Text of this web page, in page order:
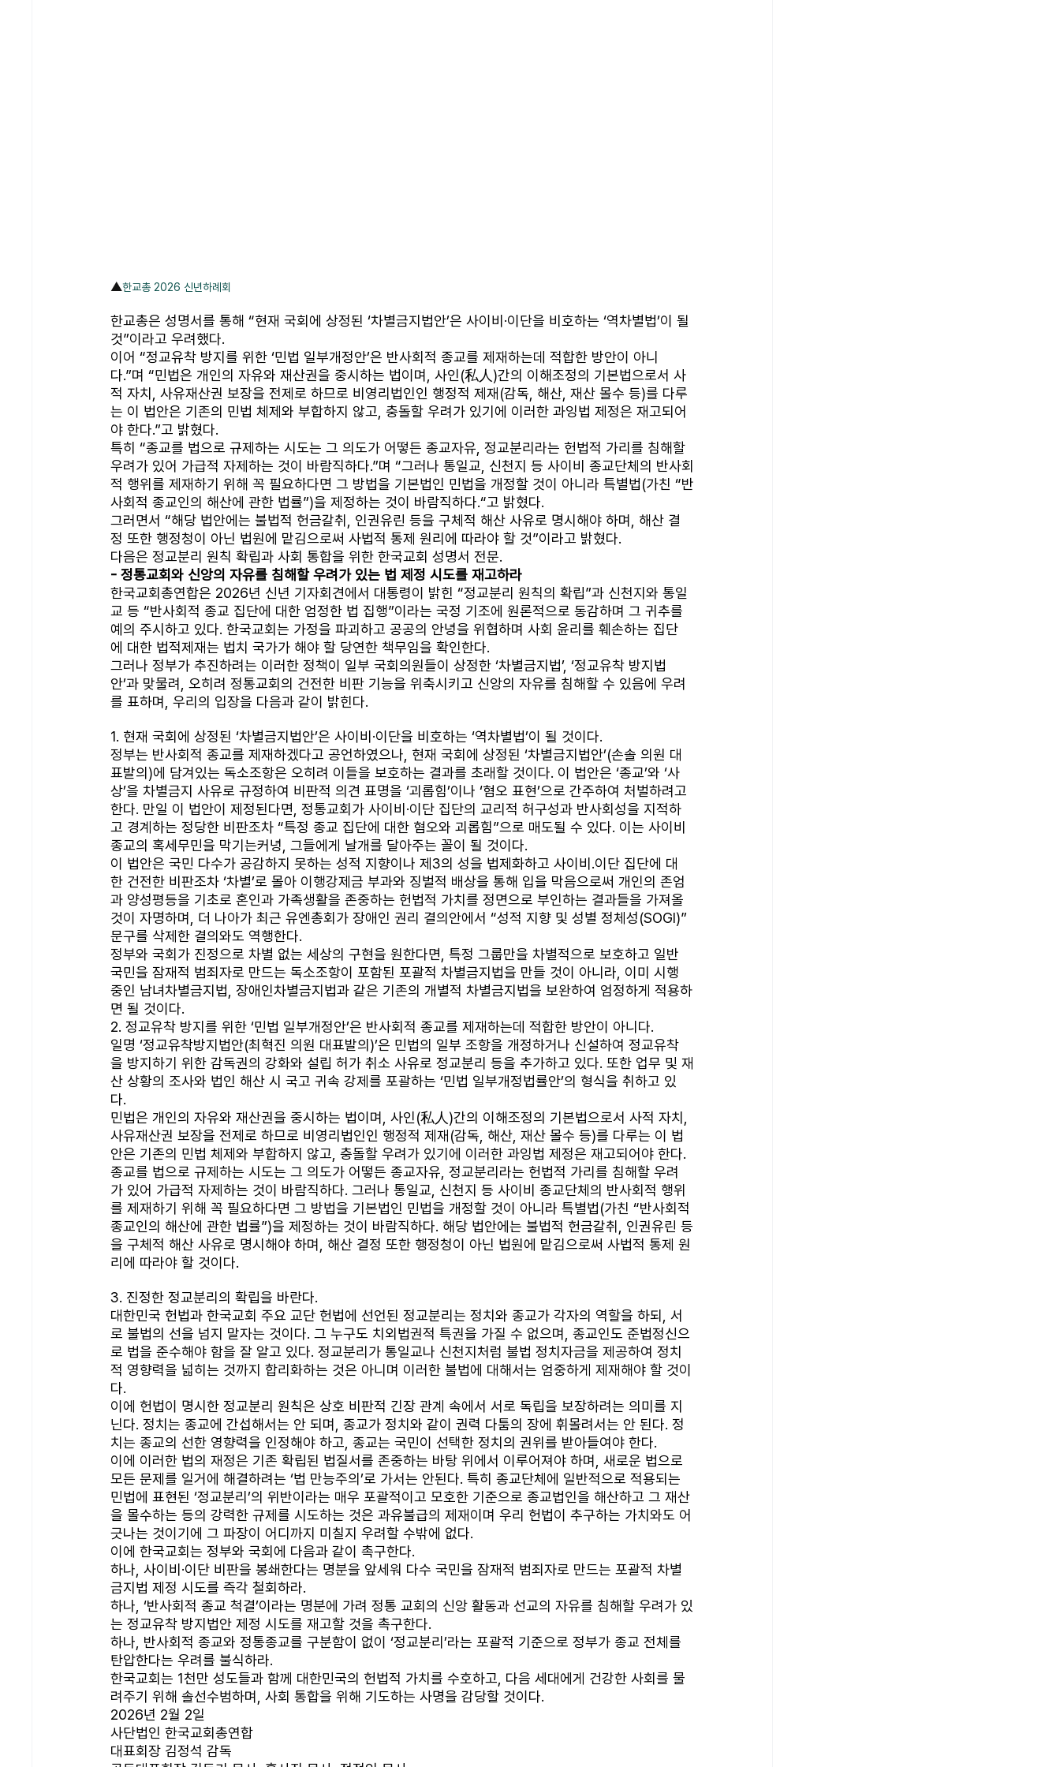
▲한교총 2026 신년하례회
한교총은 성명서를 통해 “현재 국회에 상정된 ‘차별금지법안’은 사이비·이단을 비호하는 ‘역차별법’이 될
것”이라고 우려했다.
이어 “정교유착 방지를 위한 ‘민법 일부개정안’은 반사회적 종교를 제재하는데 적합한 방안이 아니
다.”며 “민법은 개인의 자유와 재산권을 중시하는 법이며, 사인(私人)간의 이해조정의 기본법으로서 사
적 자치, 사유재산권 보장을 전제로 하므로 비영리법인인 행정적 제재(감독, 해산, 재산 몰수 등)를 다루
는 이 법안은 기존의 민법 체제와 부합하지 않고, 충돌할 우려가 있기에 이러한 과잉법 제정은 재고되어
야 한다.”고 밝혔다.
특히 “종교를 법으로 규제하는 시도는 그 의도가 어떻든 종교자유, 정교분리라는 헌법적 가리를 침해할
우려가 있어 가급적 자제하는 것이 바람직하다.”며 “그러나 통일교, 신천지 등 사이비 종교단체의 반사회
적 행위를 제재하기 위해 꼭 필요하다면 그 방법을 기본법인 민법을 개정할 것이 아니라 특별법(가친 “반
사회적 종교인의 해산에 관한 법률”)을 제정하는 것이 바람직하다.“고 밝혔다.
그러면서 “해당 법안에는 불법적 헌금갈취, 인권유린 등을 구체적 해산 사유로 명시해야 하며, 해산 결
정 또한 행정청이 아닌 법원에 맡김으로써 사법적 통제 원리에 따라야 할 것”이라고 밝혔다.
다음은 정교분리 원칙 확립과 사회 통합을 위한 한국교회 성명서 전문.
- 정통교회와 신앙의 자유를 침해할 우려가 있는 법 제정 시도를 재고하라
한국교회총연합은 2026년 신년 기자회견에서 대통령이 밝힌 “정교분리 원칙의 확립”과 신천지와 통일
교 등 “반사회적 종교 집단에 대한 엄정한 법 집행”이라는 국정 기조에 원론적으로 동감하며 그 귀추를
예의 주시하고 있다. 한국교회는 가정을 파괴하고 공공의 안녕을 위협하며 사회 윤리를 훼손하는 집단
에 대한 법적제재는 법치 국가가 해야 할 당연한 책무임을 확인한다.
그러나 정부가 추진하려는 이러한 정책이 일부 국회의원들이 상정한 ‘차별금지법’, ‘정교유착 방지법
안’과 맞물려, 오히려 정통교회의 건전한 비판 기능을 위축시키고 신앙의 자유를 침해할 수 있음에 우려
를 표하며, 우리의 입장을 다음과 같이 밝힌다.
1. 현재 국회에 상정된 ‘차별금지법안’은 사이비·이단을 비호하는 ‘역차별법’이 될 것이다.
정부는 반사회적 종교를 제재하겠다고 공언하였으나, 현재 국회에 상정된 ‘차별금지법안’(손솔 의원 대
표발의)에 담겨있는 독소조항은 오히려 이들을 보호하는 결과를 초래할 것이다. 이 법안은 ‘종교’와 ‘사
상’을 차별금지 사유로 규정하여 비판적 의견 표명을 ‘괴롭힘’이나 ‘혐오 표현’으로 간주하여 처벌하려고
한다. 만일 이 법안이 제정된다면, 정통교회가 사이비·이단 집단의 교리적 허구성과 반사회성을 지적하
고 경계하는 정당한 비판조차 “특정 종교 집단에 대한 혐오와 괴롭힘”으로 매도될 수 있다. 이는 사이비
종교의 혹세무민을 막기는커녕, 그들에게 날개를 달아주는 꼴이 될 것이다.
이 법안은 국민 다수가 공감하지 못하는 성적 지향이나 제3의 성을 법제화하고 사이비․이단 집단에 대
한 건전한 비판조차 ‘차별’로 몰아 이행강제금 부과와 징벌적 배상을 통해 입을 막음으로써 개인의 존엄
과 양성평등을 기초로 혼인과 가족생활을 존중하는 헌법적 가치를 정면으로 부인하는 결과들을 가져올
것이 자명하며, 더 나아가 최근 유엔총회가 장애인 권리 결의안에서 “성적 지향 및 성별 정체성(SOGI)”
문구를 삭제한 결의와도 역행한다.
정부와 국회가 진정으로 차별 없는 세상의 구현을 원한다면, 특정 그룹만을 차별적으로 보호하고 일반
국민을 잠재적 범죄자로 만드는 독소조항이 포함된 포괄적 차별금지법을 만들 것이 아니라, 이미 시행
중인 남녀차별금지법, 장애인차별금지법과 같은 기존의 개별적 차별금지법을 보완하여 엄정하게 적용하
면 될 것이다.
2. 정교유착 방지를 위한 ‘민법 일부개정안’은 반사회적 종교를 제재하는데 적합한 방안이 아니다.
일명 ‘정교유착방지법안(최혁진 의원 대표발의)’은 민법의 일부 조항을 개정하거나 신설하여 정교유착
을 방지하기 위한 감독권의 강화와 설립 허가 취소 사유로 정교분리 등을 추가하고 있다. 또한 업무 및 재
산 상황의 조사와 법인 해산 시 국고 귀속 강제를 포괄하는 ‘민법 일부개정법률안’의 형식을 취하고 있
다.
민법은 개인의 자유와 재산권을 중시하는 법이며, 사인(私人)간의 이해조정의 기본법으로서 사적 자치,
사유재산권 보장을 전제로 하므로 비영리법인인 행정적 제재(감독, 해산, 재산 몰수 등)를 다루는 이 법
안은 기존의 민법 체제와 부합하지 않고, 충돌할 우려가 있기에 이러한 과잉법 제정은 재고되어야 한다.
종교를 법으로 규제하는 시도는 그 의도가 어떻든 종교자유, 정교분리라는 헌법적 가리를 침해할 우려
가 있어 가급적 자제하는 것이 바람직하다. 그러나 통일교, 신천지 등 사이비 종교단체의 반사회적 행위
를 제재하기 위해 꼭 필요하다면 그 방법을 기본법인 민법을 개정할 것이 아니라 특별법(가친 “반사회적
종교인의 해산에 관한 법률”)을 제정하는 것이 바람직하다. 해당 법안에는 불법적 헌금갈취, 인권유린 등
을 구체적 해산 사유로 명시해야 하며, 해산 결정 또한 행정청이 아닌 법원에 맡김으로써 사법적 통제 원
리에 따라야 할 것이다.
3. 진정한 정교분리의 확립을 바란다.
대한민국 헌법과 한국교회 주요 교단 헌법에 선언된 정교분리는 정치와 종교가 각자의 역할을 하되, 서
로 불법의 선을 넘지 말자는 것이다. 그 누구도 치외법권적 특권을 가질 수 없으며, 종교인도 준법정신으
로 법을 준수해야 함을 잘 알고 있다. 정교분리가 통일교나 신천지처럼 불법 정치자금을 제공하여 정치
적 영향력을 넓히는 것까지 합리화하는 것은 아니며 이러한 불법에 대해서는 엄중하게 제재해야 할 것이
다.
이에 헌법이 명시한 정교분리 원칙은 상호 비판적 긴장 관계 속에서 서로 독립을 보장하려는 의미를 지
닌다. 정치는 종교에 간섭해서는 안 되며, 종교가 정치와 같이 권력 다툼의 장에 휘몰려서는 안 된다. 정
치는 종교의 선한 영향력을 인정해야 하고, 종교는 국민이 선택한 정치의 권위를 받아들여야 한다.
이에 이러한 법의 재정은 기존 확립된 법질서를 존중하는 바탕 위에서 이루어져야 하며, 새로운 법으로
모든 문제를 일거에 해결하려는 ‘법 만능주의’로 가서는 안된다. 특히 종교단체에 일반적으로 적용되는
민법에 표현된 ‘정교분리’의 위반이라는 매우 포괄적이고 모호한 기준으로 종교법인을 해산하고 그 재산
을 몰수하는 등의 강력한 규제를 시도하는 것은 과유불급의 제재이며 우리 헌법이 추구하는 가치와도 어
긋나는 것이기에 그 파장이 어디까지 미칠지 우려할 수밖에 없다.
이에 한국교회는 정부와 국회에 다음과 같이 촉구한다.
하나, 사이비·이단 비판을 봉쇄한다는 명분을 앞세워 다수 국민을 잠재적 범죄자로 만드는 포괄적 차별
금지법 제정 시도를 즉각 철회하라.
하나, ‘반사회적 종교 척결’이라는 명분에 가려 정통 교회의 신앙 활동과 선교의 자유를 침해할 우려가 있
는 정교유착 방지법안 제정 시도를 재고할 것을 촉구한다.
하나, 반사회적 종교와 정통종교를 구분함이 없이 ‘정교분리’라는 포괄적 기준으로 정부가 종교 전체를
탄압한다는 우려를 불식하라.
한국교회는 1천만 성도들과 함께 대한민국의 헌법적 가치를 수호하고, 다음 세대에게 건강한 사회를 물
려주기 위해 솔선수범하며, 사회 통합을 위해 기도하는 사명을 감당할 것이다.
2026년 2월 2일
사단법인 한국교회총연합
대표회장 김정석 감독